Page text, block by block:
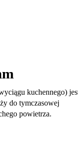
kuchennego)
do tymczasowej
powietrza.